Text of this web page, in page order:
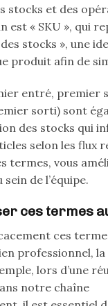
stocks et des
est « SKU », qui
stocks », une
produit afin de
entré, premier
sorti) sont
des stocks qui
selon les flux
termes, vous
de l’équipe.
ces termes
ces
professionnel,
lors d’une
notre chaîne